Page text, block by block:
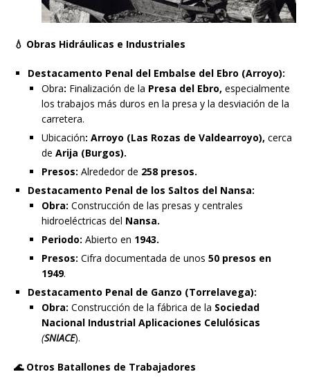
💧 Obras Hidráulicas e Industriales
Destacamento Penal del Embalse del Ebro (Arroyo):
Obra: Finalización de la Presa del Ebro, especialmente
los trabajos más duros en la presa y la desviación de la
carretera.
Ubicación: Arroyo (Las Rozas de Valdearroyo), cerca
de Arija (Burgos).
Presos: Alrededor de 258 presos.
Destacamento Penal de los Saltos del Nansa:
Obra: Construcción de las presas y centrales
hidroeléctricas del Nansa.
Periodo: Abierto en 1943.
Presos: Cifra documentada de unos 50 presos en
1949.
Destacamento Penal de Ganzo (Torrelavega):
Obra: Construcción de la fábrica de la Sociedad
Nacional Industrial Aplicaciones Celulósicas
(SNIACE).
🌊Otros Batallones de Trabajadores